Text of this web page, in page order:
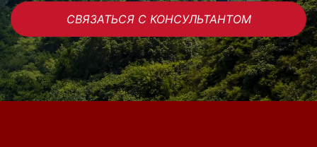
СВЯЗАТЬСЯ С КОНСУЛЬТАНТОМ